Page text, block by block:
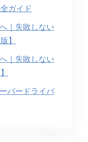
ガイド
｜失敗しない
】
｜失敗しない
パードライバ